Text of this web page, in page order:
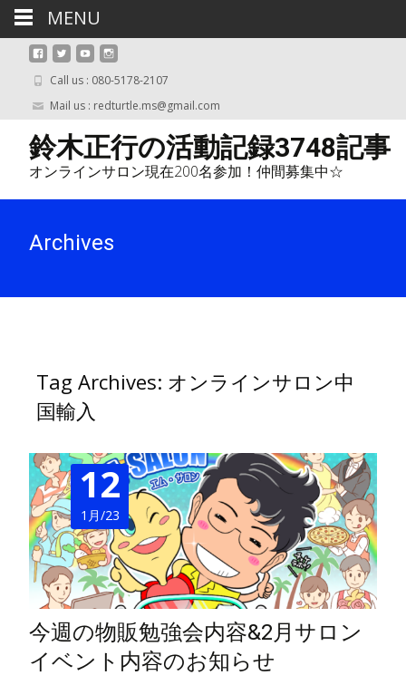
Call us : 080-5178-2107
Mail us : redturtle.ms@gmail.com
鈴木正行の活動記録3748記事
オンラインサロン現在200名参加！仲間募集中☆
Archives
Tag Archives: オンラインサロン中
国輸入
12
1月/23
今週の物販勉強会内容&2月サロン
イベント内容のお知らせ
MENU